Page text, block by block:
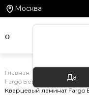
Москва
Да
Главная Каталог
Fargo Бевел
Кварцевый ламинат